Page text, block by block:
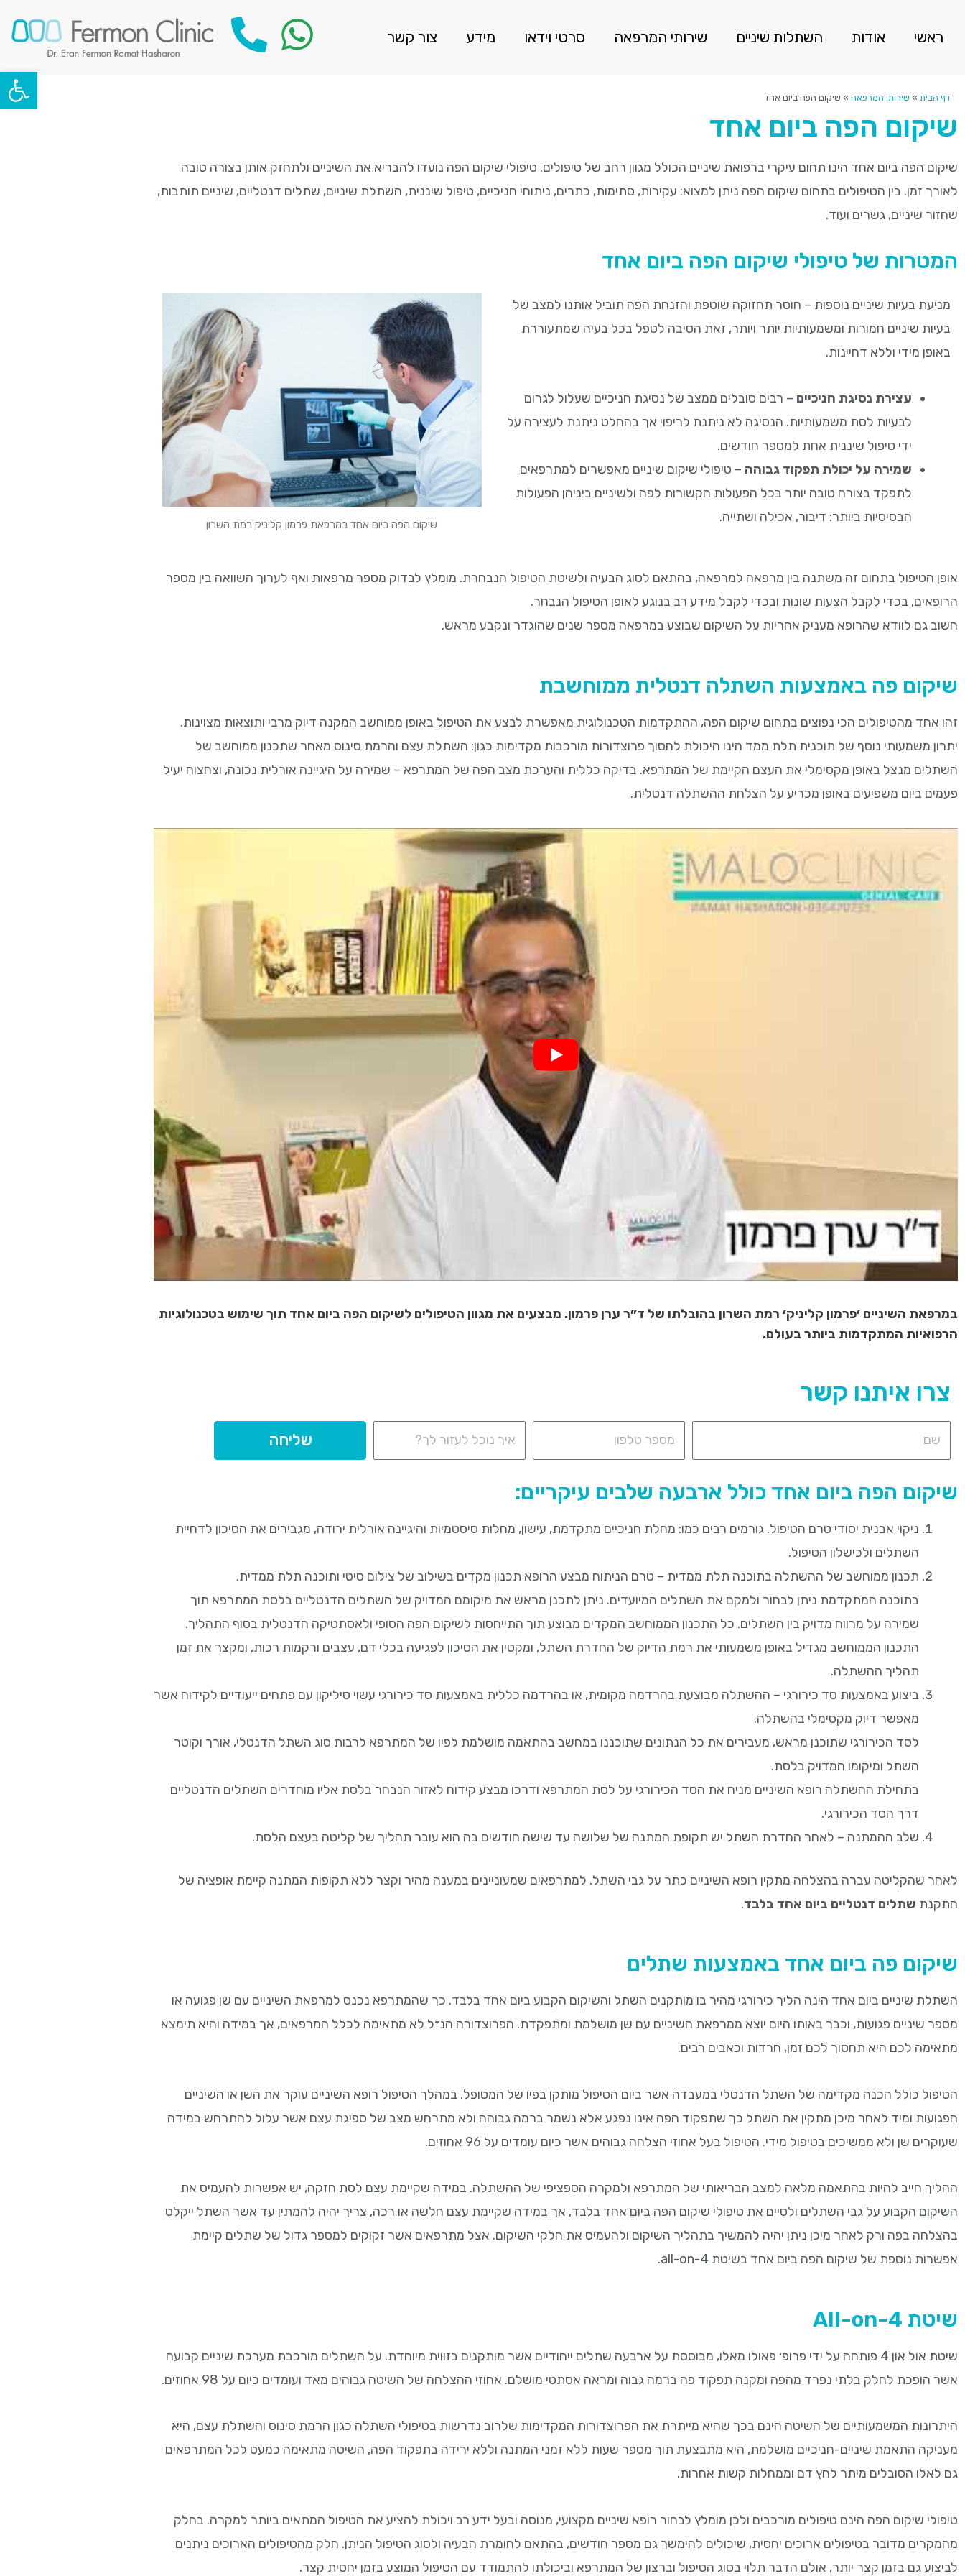
ראשי אודות השתלות שיניים שירותי המרפאה סרטי וידאו מידע צור קשר
דף הבית » שירותי המרפאה » שיקום הפה ביום אחד
שיקום הפה ביום אחד
שיקום הפה ביום אחד הינו תחום עיקרי ברפואת שיניים הכולל מגוון רחב של טיפולים. טיפולי שיקום הפה נועדו להבריא את השיניים ולתחזק אותן בצורה טובה
לאורך זמן. בין הטיפולים בתחום שיקום הפה ניתן למצוא: עקירות, סתימות, כתרים, ניתוחי חניכיים, טיפול שיננית, השתלת שיניים, שתלים דנטליים, שיניים תותבות,
שחזור שיניים, גשרים ועוד.
המטרות של טיפולי שיקום הפה ביום אחד
מניעת בעיות שיניים נוספות – חוסר תחזוקה שוטפת והזנחת הפה תוביל אותנו למצב של
בעיות שיניים חמורות ומשמעותיות יותר ויותר, זאת הסיבה לטפל בכל בעיה שמתעוררת
באופן מידי וללא דחיינות.
עצירת נסיגת חניכיים – רבים סובלים ממצב של נסיגת חניכיים שעלול לגרום
לבעיות לסת משמעותיות. הנסיגה לא ניתנת לריפוי אך בהחלט ניתנת לעצירה על
ידי טיפול שיננית אחת למספר חודשים.
שמירה על יכולת תפקוד גבוהה – טיפולי שיקום שיניים מאפשרים למתרפאים
לתפקד בצורה טובה יותר בכל הפעולות הקשורות לפה ולשיניים ביניהן הפעולות
הבסיסיות ביותר: דיבור, אכילה ושתייה.
שיקום הפה ביום אחד במרפאת פרמון קליניק רמת השרון
אופן הטיפול בתחום זה משתנה בין מרפאה למרפאה, בהתאם לסוג הבעיה ולשיטת הטיפול הנבחרת. מומלץ לבדוק מספר מרפאות ואף לערוך השוואה בין מספר
הרופאים, בכדי לקבל הצעות שונות ובכדי לקבל מידע רב בנוגע לאופן הטיפול הנבחר.
חשוב גם לוודא שהרופא מעניק אחריות על השיקום שבוצע במרפאה מספר שנים שהוגדר ונקבע מראש.
שיקום פה באמצעות השתלה דנטלית ממוחשבת
זהו אחד מהטיפולים הכי נפוצים בתחום שיקום הפה, ההתקדמות הטכנולוגית מאפשרת לבצע את הטיפול באופן ממוחשב המקנה דיוק מרבי ותוצאות מצוינות.
יתרון משמעותי נוסף של תוכנית תלת ממד הינו היכולת לחסוך פרוצדורות מורכבות מקדימות כגון: השתלת עצם והרמת סינוס מאחר שתכנון ממוחשב של
השתלים מנצל באופן מקסימלי את העצם הקיימת של המתרפא. בדיקה כללית והערכת מצב הפה של המתרפא – שמירה על היגיינה אורלית נכונה, וצחצוח יעיל
פעמים ביום משפיעים באופן מכריע על הצלחת ההשתלה דנטלית.
במרפאת השיניים ׳פרמון קליניק׳ רמת השרון בהובלתו של ד״ר ערן פרמון. מבצעים את מגוון הטיפולים לשיקום הפה ביום אחד תוך שימוש בטכנולוגיות
הרפואיות המתקדמות ביותר בעולם.
צרו איתנו קשר
שליחה
שיקום הפה ביום אחד כולל ארבעה שלבים עיקריים:
ניקוי אבנית יסודי טרם הטיפול. גורמים רבים כמו: מחלת חניכיים מתקדמת, עישון, מחלות סיסטמיות והיגיינה אורלית ירודה, מגבירים את הסיכון לדחיית
השתלים ולכישלון הטיפול.
תכנון ממוחשב של ההשתלה בתוכנה תלת ממדית – טרם הניתוח מבצע הרופא תכנון מקדים בשילוב של צילום סיטי ותוכנה תלת ממדית.
בתוכנה המתקדמת ניתן לבחור ולמקם את השתלים המיועדים. ניתן לתכנן מראש את מיקומם המדויק של השתלים הדנטליים בלסת המתרפא תוך
שמירה על מרווח מדויק בין השתלים. כל התכנון הממוחשב המקדים מבוצע תוך התייחסות לשיקום הפה הסופי ולאסתטיקה הדנטלית בסוף התהליך.
התכנון הממוחשב מגדיל באופן משמעותי את רמת הדיוק של החדרת השתל, ומקטין את הסיכון לפגיעה בכלי דם, עצבים ורקמות רכות, ומקצר את זמן
תהליך ההשתלה.
ביצוע באמצעות סד כירורגי – ההשתלה מבוצעת בהרדמה מקומית, או בהרדמה כללית באמצעות סד כירורגי עשוי סיליקון עם פתחים ייעודיים לקידוח אשר
מאפשר דיוק מקסימלי בהשתלה.
לסד הכירורגי שתוכנן מראש, מעבירים את כל הנתונים שתוכננו במחשב בהתאמה מושלמת לפיו של המתרפא לרבות סוג השתל הדנטלי, אורך וקוטר
השתל ומיקומו המדויק בלסת.
בתחילת ההשתלה רופא השיניים מניח את הסד הכירורגי על לסת המתרפא ודרכו מבצע קידוח לאזור הנבחר בלסת אליו מוחדרים השתלים הדנטליים
דרך הסד הכירורגי.
שלב ההמתנה – לאחר החדרת השתל יש תקופת המתנה של שלושה עד שישה חודשים בה הוא עובר תהליך של קליטה בעצם הלסת.
לאחר שהקליטה עברה בהצלחה מתקין רופא השיניים כתר על גבי השתל. למתרפאים שמעוניינים במענה מהיר וקצר ללא תקופות המתנה קיימת אופציה של
התקנת שתלים דנטליים ביום אחד בלבד.
שיקום פה ביום אחד באמצעות שתלים
השתלת שיניים ביום אחד הינה הליך כירורגי מהיר בו מותקנים השתל והשיקום הקבוע ביום אחד בלבד. כך שהמתרפא נכנס למרפאת השיניים עם שן פגועה או
מספר שיניים פגועות, וכבר באותו היום יוצא ממרפאת השיניים עם שן מושלמת ומתפקדת. הפרוצדורה הנ״ל לא מתאימה לכלל המרפאים, אך במידה והיא תימצא
מתאימה לכם היא תחסוך לכם זמן, חרדות וכאבים רבים.
הטיפול כולל הכנה מקדימה של השתל הדנטלי במעבדה אשר ביום הטיפול מותקן בפיו של המטופל. במהלך הטיפול רופא השיניים עוקר את השן או השיניים
הפגועות ומיד לאחר מיכן מתקין את השתל כך שתפקוד הפה אינו נפגע אלא נשמר ברמה גבוהה ולא מתרחש מצב של ספיגת עצם אשר עלול להתרחש במידה
שעוקרים שן ולא ממשיכים בטיפול מידי. הטיפול בעל אחוזי הצלחה גבוהים אשר כיום עומדים על 96 אחוזים.
ההליך חייב להיות בהתאמה מלאה למצב הבריאותי של המתרפא ולמקרה הספציפי של ההשתלה. במידה שקיימת עצם לסת חזקה, יש אפשרות להעמיס את
השיקום הקבוע על גבי השתלים ולסיים את טיפולי שיקום הפה ביום אחד בלבד, אך במידה שקיימת עצם חלשה או רכה, צריך יהיה להמתין עד אשר השתל ייקלט
בהצלחה בפה ורק לאחר מיכן ניתן יהיה להמשיך בתהליך השיקום ולהעמיס את חלקי השיקום. אצל מתרפאים אשר זקוקים למספר גדול של שתלים קיימת
אפשרות נוספת של שיקום הפה ביום אחד בשיטת all-on-4.
שיטת All-on-4
שיטת אול און 4 פותחה על ידי פרופ׳ פאולו מאלו, מבוססת על ארבעה שתלים ייחודיים אשר מותקנים בזווית מיוחדת. על השתלים מורכבת מערכת שיניים קבועה
אשר הופכת לחלק בלתי נפרד מהפה ומקנה תפקוד פה ברמה גבוה ומראה אסתטי מושלם. אחוזי ההצלחה של השיטה גבוהים מאד ועומדים כיום על 98 אחוזים.
היתרונות המשמעותיים של השיטה הינם בכך שהיא מייתרת את הפרוצדורות המקדימות שלרוב נדרשות בטיפולי השתלה כגון הרמת סינוס והשתלת עצם, היא
מעניקה התאמת שיניים-חניכיים מושלמת, היא מתבצעת תוך מספר שעות ללא זמני המתנה וללא ירידה בתפקוד הפה, השיטה מתאימה כמעט לכל המתרפאים
גם לאלו הסובלים מיתר לחץ דם וממחלות קשות אחרות.
טיפולי שיקום הפה הינם טיפולים מורכבים ולכן מומלץ לבחור רופא שיניים מקצועי, מנוסה ובעל ידע רב ויכולת להציע את הטיפול המתאים ביותר למקרה. בחלק
מהמקרים מדובר בטיפולים ארוכים יחסית, שיכולים להימשך גם מספר חודשים, בהתאם לחומרת הבעיה ולסוג הטיפול הניתן. חלק מהטיפולים הארוכים ניתנים
לביצוע גם בזמן קצר יותר, אולם הדבר תלוי בסוג הטיפול וברצון של המתרפא וביכולתו להתמודד עם הטיפול המוצע בזמן יחסית קצר.
פתח